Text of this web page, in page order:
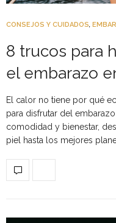
CONSEJOS Y CUIDADOS
8 trucos para
el embarazo
El calor no tiene por qué
para disfrutar del
comodidad y bienestar,
piel hasta los mejores